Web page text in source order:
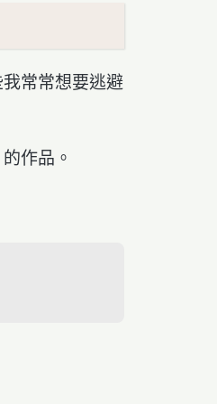
常常想要逃避
作品。